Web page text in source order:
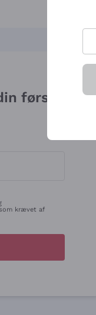
første
krævet af